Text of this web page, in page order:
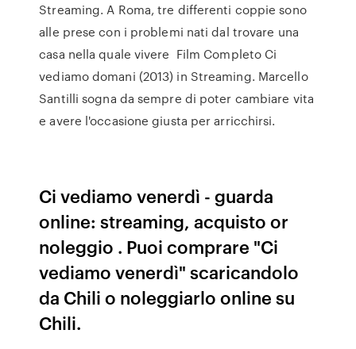
Streaming. A Roma, tre differenti coppie sono
alle prese con i problemi nati dal trovare una
casa nella quale vivere Film Completo Ci
vediamo domani (2013) in Streaming. Marcello
Santilli sogna da sempre di poter cambiare vita
e avere l'occasione giusta per arricchirsi.
Ci vediamo venerdì - guarda
online: streaming, acquisto or
noleggio . Puoi comprare "Ci
vediamo venerdì" scaricandolo
da Chili o noleggiarlo online su
Chili.